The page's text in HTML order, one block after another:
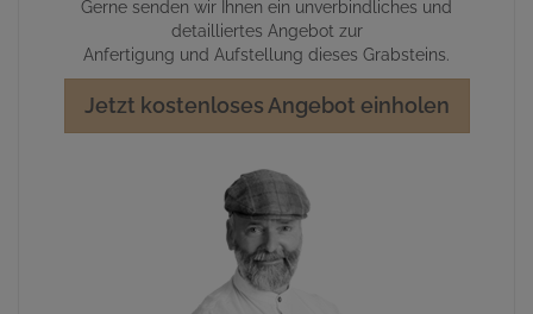
Gerne senden wir Ihnen ein unverbindliches und
detailliertes Angebot zur
Anfertigung und Aufstellung dieses Grabsteins.
Jetzt kostenloses Angebot einholen